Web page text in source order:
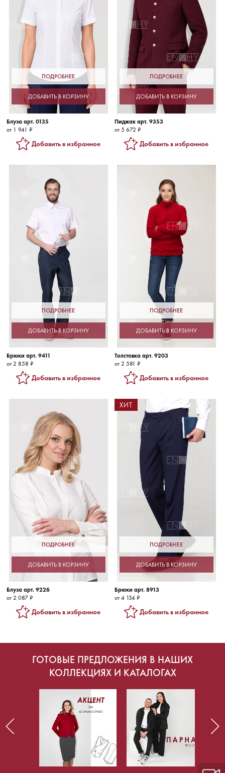
ПОДРОБНЕЕ
ДОБАВИТЬ В КОРЗИНУ
Блуза арт. 0135
от 1 941 ₽
Добавить в избранное
ПОДРОБНЕЕ
ДОБАВИТЬ В КОРЗИНУ
Пиджак арт. 9353
от 5 672 ₽
Добавить в избранное
ПОДРОБНЕЕ
ДОБАВИТЬ В КОРЗИНУ
Брюки арт. 9411
от 2 858 ₽
Добавить в избранное
ПОДРОБНЕЕ
ДОБАВИТЬ В КОРЗИНУ
Толстовка арт. 9203
от 2 581 ₽
Добавить в избранное
ПОДРОБНЕЕ
ДОБАВИТЬ В КОРЗИНУ
Блуза арт. 9226
от 2 087 ₽
Добавить в избранное
ПОДРОБНЕЕ
ДОБАВИТЬ В КОРЗИНУ
ХИТ
Брюки арт. 8913
от 4 134 ₽
Добавить в избранное
ГОТОВЫЕ ПРЕДЛОЖЕНИЯ В НАШИХ
КОЛЛЕКЦИЯХ И КАТАЛОГАХ